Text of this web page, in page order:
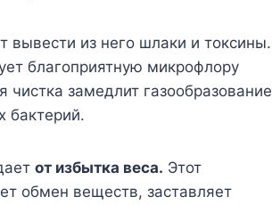
вывести из него шлаки и токсины.
благоприятную микрофлору
замедлит газообразование
бактерий.
от избытка веса. Этот
обмен веществ, заставляет